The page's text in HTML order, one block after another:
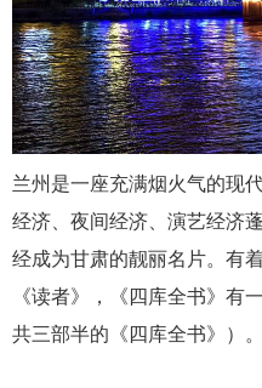
兰州是一座充满烟火气的现
经济、夜间经济、演艺经济
经成为甘肃的靓丽名片。有
《读者》，《四库全书》有
共三部半的《四库全书》
）。